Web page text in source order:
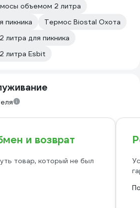
объемом 2 литра
пикника
Термос Biostal Охота
для пикника
литра Esbit
и возврат
товар, который не был